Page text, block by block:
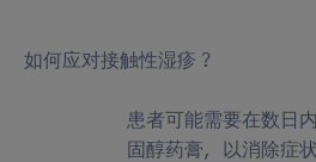
如何应对接触性湿疹？
患者可能需要在数日
固醇药膏，以消除症